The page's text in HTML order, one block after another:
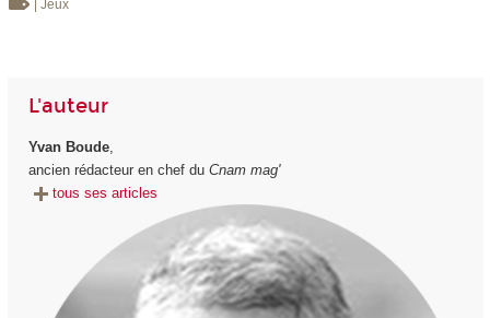
| Jeux
L'auteur
Yvan Boude,
ancien rédacteur en chef du Cnam mag'
tous ses articles